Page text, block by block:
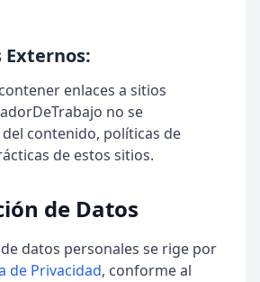
Externos:
enlaces a sitios
no se
contenido, políticas de
de estos sitios.
de Datos
datos personales se rige por
de Privacidad, conforme al